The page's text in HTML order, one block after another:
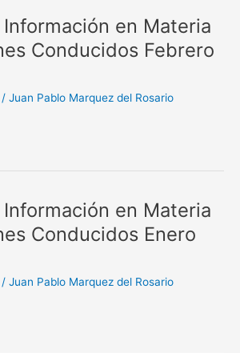
en Materia
Conducidos Febrero
/ Juan Pablo Marquez del Rosario
en Materia
Conducidos Enero
/ Juan Pablo Marquez del Rosario